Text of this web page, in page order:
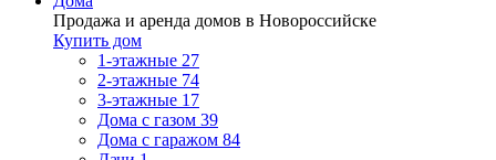
Продажа и аренда домов в Новороссийске
Купить дом
1-этажные 27
2-этажные 74
3-этажные 17
Дома с газом 39
Дома с гаражом 84